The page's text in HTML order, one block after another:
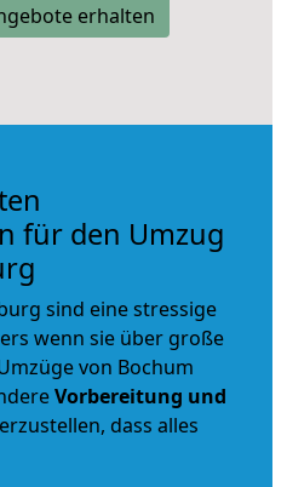
erhalten
für den Umzug
sind eine stressige
wenn sie über große
von Bochum
Vorbereitung und
dass alles